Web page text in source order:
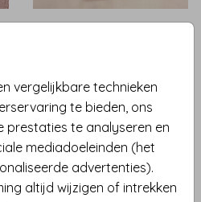
vergelijkbare technieken
te bieden, ons
prestaties te analyseren en
mediadoeleinden (het
advertenties).
altijd wijzigen of intrekken
LABELKAART | FOLIE